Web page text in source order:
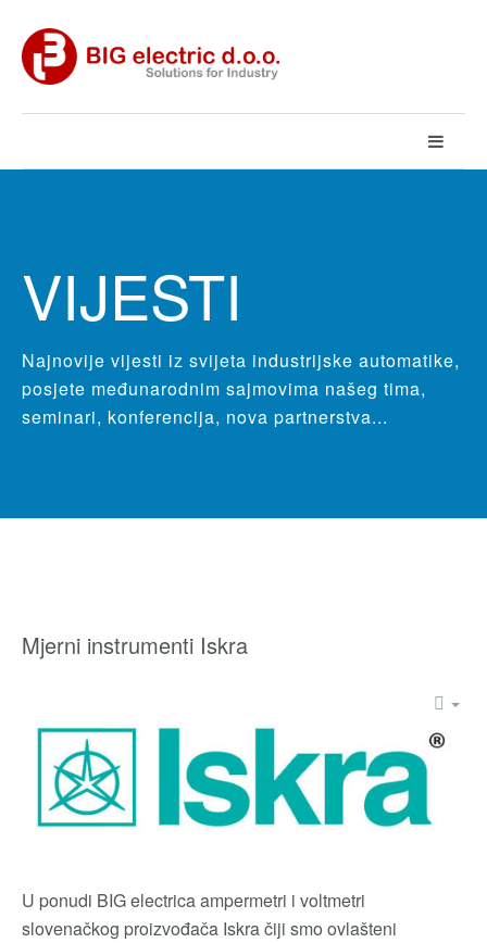
VIJESTI
Najnovije vijesti iz svijeta industrijske automatike,
posjete međunarodnim sajmovima našeg tima,
seminari, konferencija, nova partnerstva...
Mjerni instrumenti Iskra
U ponudi BIG electrica ampermetri i voltmetri
slovenačkog proizvođača Iskra čiji smo ovlašteni